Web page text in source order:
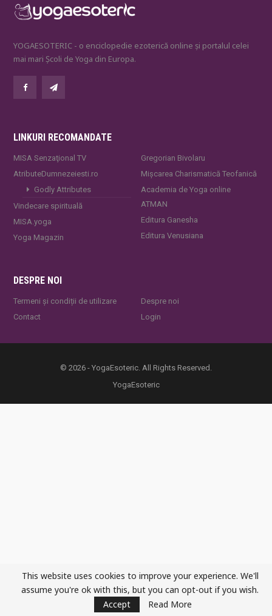
YOGAESOTERIC - o enciclopedie ezoterică online și portalul celei
mai mari Școli de Yoga din Europa.
LINKURI RECOMANDATE
MISA Senzaţional TV
AtributeDumnezeiesti.ro
Godly Attributes
Vindecare spirituală
MISA.yoga
Yoga Magazin
Gregorian Bivolaru
Mișcarea Charismatică Teofanică
Academia de Yoga online
ATMAN
Editura Ganesha
Editura Venusiana
DESPRE NOI
Termeni și condiții de utilizare
Contact
Despre noi
Login
© 2026 - YogaEsoteric. All Rights Reserved.
YogaEsoteric
This website uses cookies to improve your experience. We'll
assume you're ok with this, but you can opt-out if you wish.
Accept
Read More